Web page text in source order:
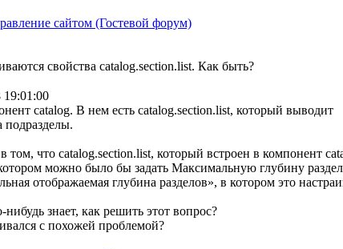
сайтом (Гостевой форум)
свойства catalog.section.list. Как быть?
19:01:00
catalog. В нем есть catalog.section.list, который выводит
том, что catalog.section.list, который встроен в компонент
можно было бы задать Максимальную глубину
отображаемая глубина разделов», в котором это
знает, как решить этот вопрос?
с похожей проблемой?